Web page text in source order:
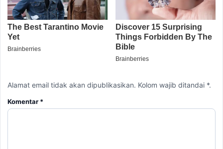
Alamat email tidak akan dipublikasikan. Kolom wajib ditandai *.
Komentar *